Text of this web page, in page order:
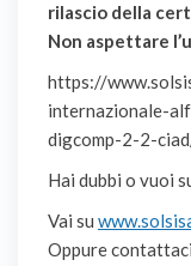
rilascio della
Non aspettare
https://
internazionale-
digcomp-2-2-
Hai dubbi o vuoi
Vai su
Oppure